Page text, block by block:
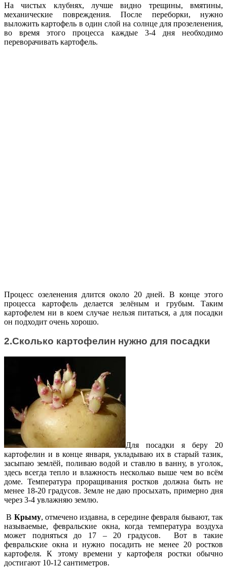
На чистых клубнях, лучше видно трещины, вмятины,
механические повреждения. После переборки, нужно
выложить картофель в один слой на солнце для прозеленения,
во время этого процесса каждые 3-4 дня необходимо
переворачивать картофель.
Процесс озеленения длится около 20 дней. В конце этого
процесса картофель делается зелёным и грубым. Таким
картофелем ни в коем случае нельзя питаться, а для посадки
он подходит очень хорошо.
2.Сколько картофелин нужно для посадки
Для посадки я беру 20
картофелин и в конце января, укладываю их в старый тазик,
засыпаю землёй, поливаю водой и ставлю в ванну, в уголок,
здесь всегда тепло и влажность несколько выше чем во всём
доме. Температура проращивания ростков должна быть не
менее 18-20 градусов. Земле не даю просыхать, примерно дня
через 3-4 увлажняю землю.
В Крыму, отмечено издавна, в середине февраля бывают, так
называемые, февральские окна, когда температура воздуха
может подняться до 17 – 20 градусов. Вот в такие
февральские окна и нужно посадить не менее 20 ростков
картофеля. К этому времени у картофеля ростки обычно
достигают 10-12 сантиметров.